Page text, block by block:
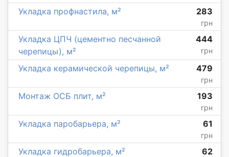
Укладка профнастила, м² 283
грн
Укладка ЦПЧ (цементно песчанной
черепицы), м²
444
грн
Укладка керамической черепицы, м² 479
грн
Монтаж ОСБ плит, м² 193
грн
Укладка паробарьера, м² 61
грн
Укладка гидробарьера, м² 62